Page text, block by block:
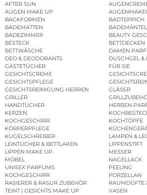
AFTER SUN
AUGEN MAKE UP
BACKFORMEN
BADTEPPICH
BADEMATTEN
BADEMÄNTEL
BADEZIMMER
BEAUTY
BESTECK
BETTDECKEN
BETTWÄSCHE
DAMEN
DEO & DEODORANTS
DUSCHGEL
GÄSTETÜCHER
FÜR SIE
GESICHTSCREME
GESICHTSPFLEGE
GESICHTSREINIGUNG HERREN
GLÄSER
GRILLER
HANDTÜCHER
HERREN
KERZEN
KOCHGESCHIRR
KOCHTÖPFE
KÖRPERPFLEGE
KUGELSCHREIBER
LAMPEN &
LEINTÜCHER & BETTLAKEN
LIPPENSTIFT
LIPPEN MAKE UP
MESSER
MÖBEL
NAGELLACK
UNISEX PARFUMS
PEELING
KOCHGESCHIRR
PORZELLAN
RASIERER & RASUR ZUBEHÖR
RAUMDÜFTE
TEINT | GESICHTS MAKE UP
VASEN